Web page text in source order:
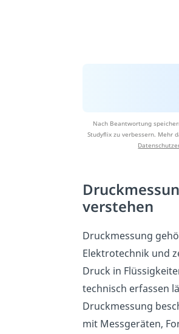
Nach Beantwortung
Studyflix zu verbessern. Mehr
verstehen
Druckmessung
Elektrotechnik und
Druck in
technisch erfassen
Druckmessung
mit Messgeräten,